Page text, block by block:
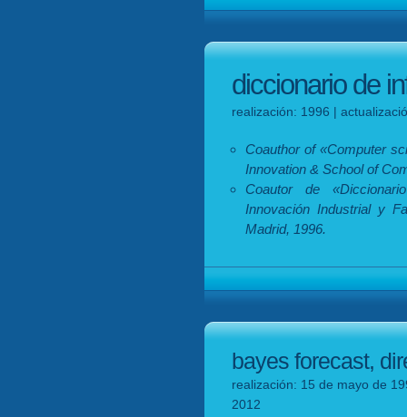
diccionario de
realización: 1996 |
Coauthor of «Computer
Innovation & School of
Coautor de
Innovación Industrial y
Madrid, 1996.
bayes forecast,
realización: 15 de mayo de
2012